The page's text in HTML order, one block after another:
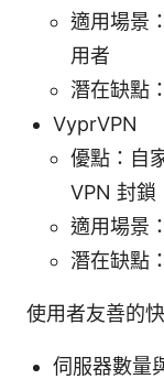
適用場景
用者
潛在缺點
VyprVPN
優點：自
VPN 封鎖
適用場景
潛在缺點
使用者友善的
伺服器數量